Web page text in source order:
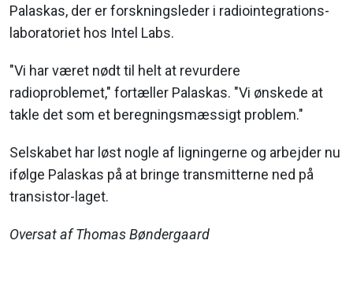
Palaskas, der er forskningsleder i radiointegrations-
laboratoriet hos Intel Labs.
"Vi har været nødt til helt at revurdere
radioproblemet," fortæller Palaskas. "Vi ønskede at
takle det som et beregningsmæssigt problem."
Selskabet har løst nogle af ligningerne og arbejder nu
ifølge Palaskas på at bringe transmitterne ned på
transistor-laget.
Oversat af Thomas Bøndergaard